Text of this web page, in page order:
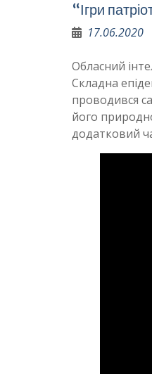
“Ігри
17.06.2020
Обласний
Складна
проводився
його
додатковий